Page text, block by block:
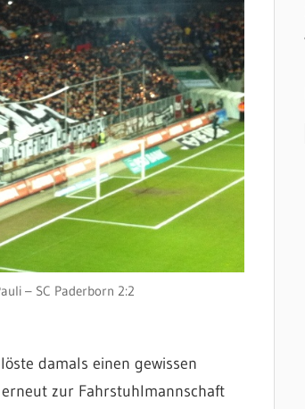
– SC Paderborn 2:2
damals einen gewissen
zur Fahrstuhlmannschaft